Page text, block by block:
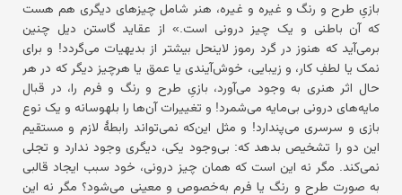
بازیِ طرح و رنگ و غیره و غیره، هنر شامل چیزهای دیگری هم هست
که آن باطنی و یک چیز درونی است.» از عقاید گاستن دیل چنین
برمی‌آید که هنوز در گرد رموز لاینحل بیشتر از بدیهیات می‌گردد! و برای
نمک یا لطفِ کار، و زیبایی، خوش‌آیندی یا عمق یا هرچیز دیگر که در هر
حال اثر هنری به وجود می‌آورد، بازیِ طرح و رنگ و فرم را، در قبال
مایه‌های درونی بی‌مایه می‌شمرد! و تغییرات آن‌ها را بلهوسانه و یک نوع
بازی و سرسری می‌پندارد! و مثل این‌که نمی‌تواند رابطهٔ لازم و مستقیم
این دو را تشخیص بدهد که: بی‌وجود یکی، دیگری وجود ندارد و تجلی
نمی‌کند. مگر نه این است که همان چیز درونی، خود سبب ایجاد قالبی
به صورت طرح و رنگ یا فرم به‌خصوص و معینی می‌شود؟ مگر نه این